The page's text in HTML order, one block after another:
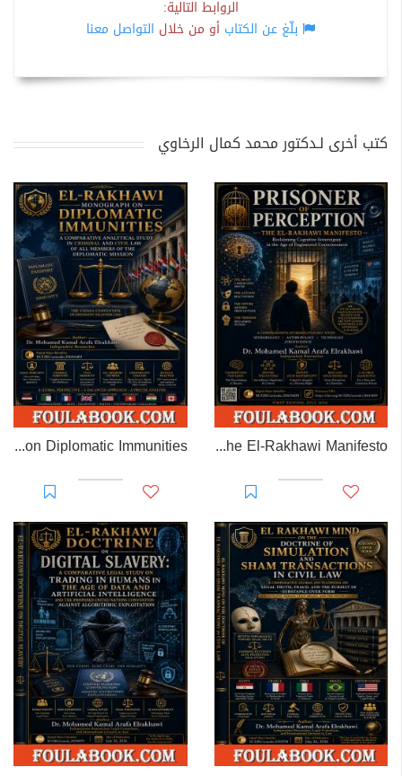
الروابط التالية:
بلّغ عن الكتاب أو من خلال التواصل معنا
كتب أخرى لـدكتور محمد كمال الرخاوي
Prisoner of Perception: The El-Rakhawi Manifesto
EL-RAKHAWI MONOGRAPH on Diplomatic Immunities